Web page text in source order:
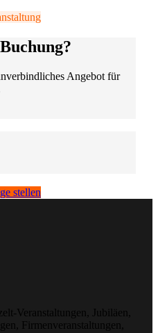
Angebot für
stellen
Veranstaltungen, Jubiläen,
Firmenveranstaltungen,